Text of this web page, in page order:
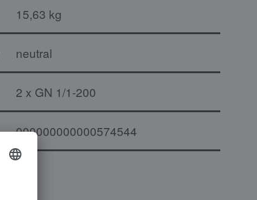
15,63 kg
neutral
2 x GN 1/1-200
000000000000574544